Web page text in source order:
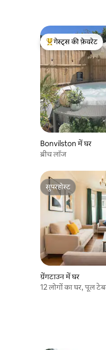
गेस्ट्स का टॉप फ़ेवरेट
गेस्ट्स की फ़ेवरेट
Bonvilston में घर
ब्रीच लॉज
सुपरहोस्ट
सुपरहोस्ट
ग्रेंगटाउन में घर
12 लोगों का घर, पूल